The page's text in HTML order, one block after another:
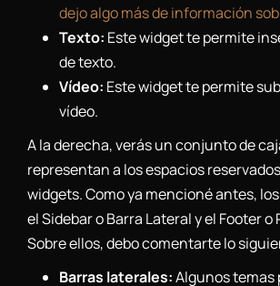
dejo algo más de información
Texto: Este widget te permite
de texto.
Vídeo: Este widget te permite
vídeo.
A la derecha, verás un conjunto de
representan a los espacios
widgets. Como ya mencioné antes,
el Sidebar o Barra Lateral y el Footer o
Sobre ellos, debo comentarte lo
Barras laterales:Algunos temas